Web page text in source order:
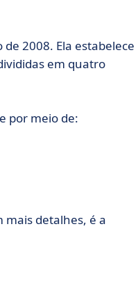
2008. Ela estabelece
em quatro
por meio de:
detalhes, é a